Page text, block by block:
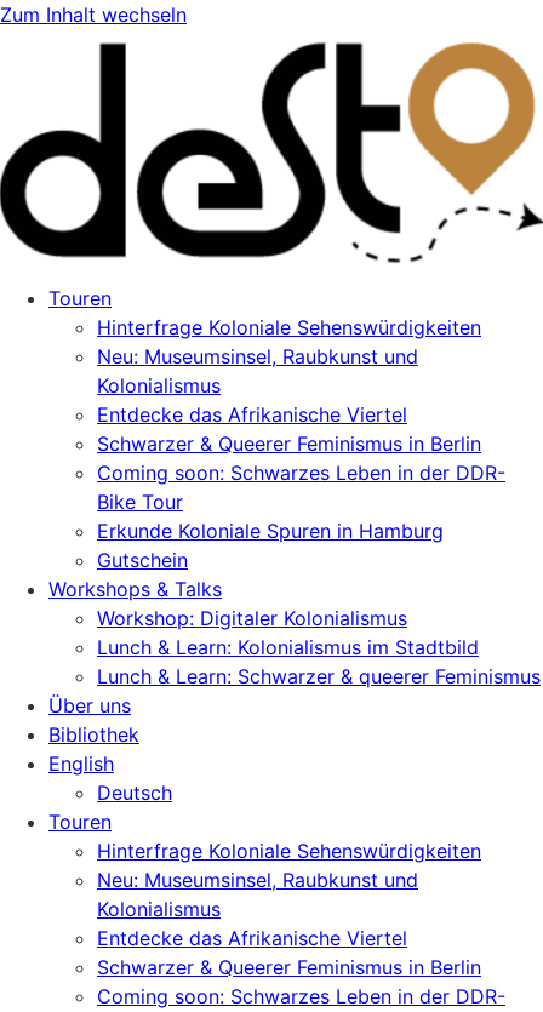
Zum Inhalt wechseln
Touren
Hinterfrage Koloniale Sehenswürdigkeiten
Neu: Museumsinsel, Raubkunst und
Kolonialismus
Entdecke das Afrikanische Viertel
Schwarzer & Queerer Feminismus in Berlin
Coming soon: Schwarzes Leben in der DDR-
Bike Tour
Erkunde Koloniale Spuren in Hamburg
Gutschein
Workshops & Talks
Workshop: Digitaler Kolonialismus
Lunch & Learn: Kolonialismus im Stadtbild
Lunch & Learn: Schwarzer & queerer Feminismus
Über uns
Bibliothek
English
Deutsch
Touren
Hinterfrage Koloniale Sehenswürdigkeiten
Neu: Museumsinsel, Raubkunst und
Kolonialismus
Entdecke das Afrikanische Viertel
Schwarzer & Queerer Feminismus in Berlin
Coming soon: Schwarzes Leben in der DDR-